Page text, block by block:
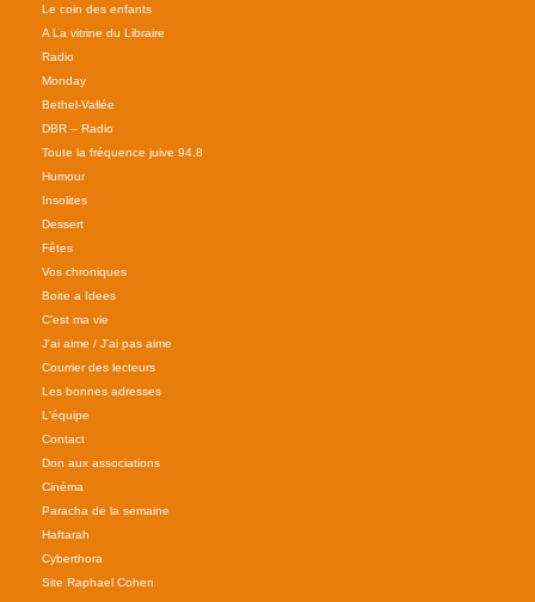
Le coin des enfants
A La vitrine du Libraire
Radio
Monday
Bethel-Vallée
DBR – Radio
Toute la fréquence juive 94.8
Humour
Insolites
Dessert
Fêtes
Vos chroniques
Boite a Idees
C'est ma vie
J'ai aime / J'ai pas aime
Courrier des lecteurs
Les bonnes adresses
L'équipe
Contact
Don aux associations
Cinéma
Paracha de la semaine
Haftarah
Cyberthora
Site Raphael Cohen